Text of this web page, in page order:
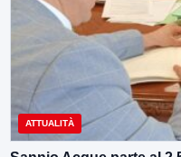
ATTUALITÀ